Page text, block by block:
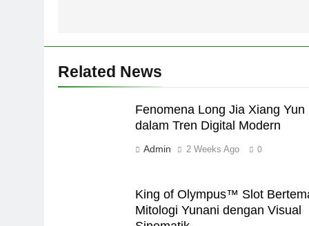
Related News
Fenomena Long Jia Xiang Yun
dalam Tren Digital Modern
Admin 2 Weeks Ago 0
King of Olympus™ Slot
Mitologi Yunani dengan Visual